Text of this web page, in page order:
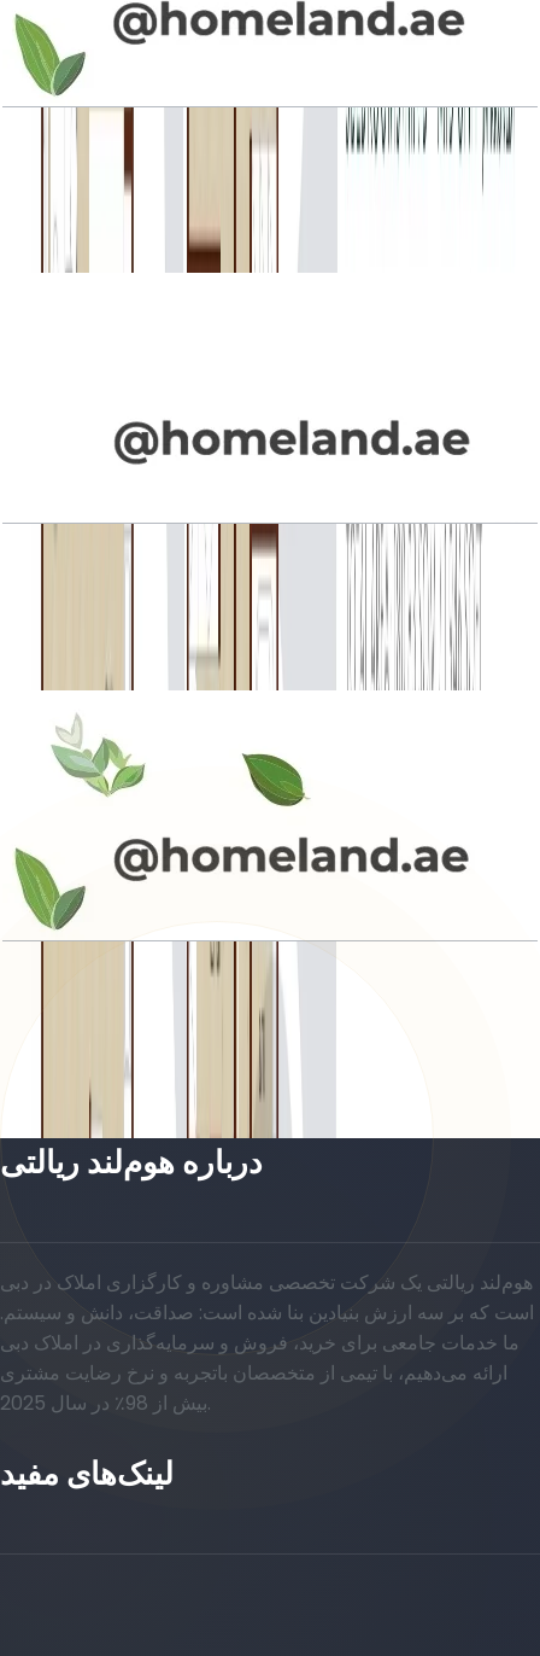
La Rosa Phase 4, Townhouse, 4BR+Maid, Type
4E-1, End Unit, 2328 SQFT
باز کردن چیدمان
La Rosa Phase 4, Townhouse, 4BR+Maid, Type
4E, End Unit (M), 2329 SQFT
باز کردن چیدمان
La Rosa Phase 4, Townhouse, 4BR+Maid, Type
4E, End Unit, 2329 SQFT
باز کردن چیدمان
درباره هوم‌لند ریالتی
هوم‌لند ریالتی یک شرکت تخصصی مشاوره و کارگزاری املاک در دبی
است که بر سه ارزش بنیادین بنا شده است: صداقت، دانش و سیستم.
ما خدمات جامعی برای خرید، فروش و سرمایه‌گذاری در املاک دبی
ارائه می‌دهیم، با تیمی از متخصصان باتجربه و نرخ رضایت مشتری
بیش از 98٪ در سال 2025.
لینک‌های مفید